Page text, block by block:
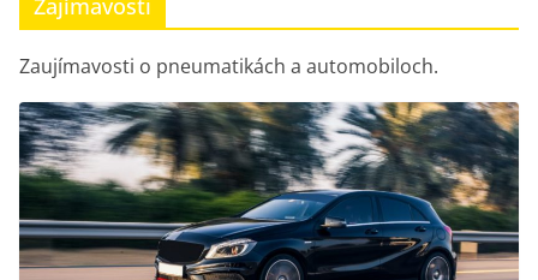
Zajímavosti
Zaujímavosti o pneumatikách a automobiloch.